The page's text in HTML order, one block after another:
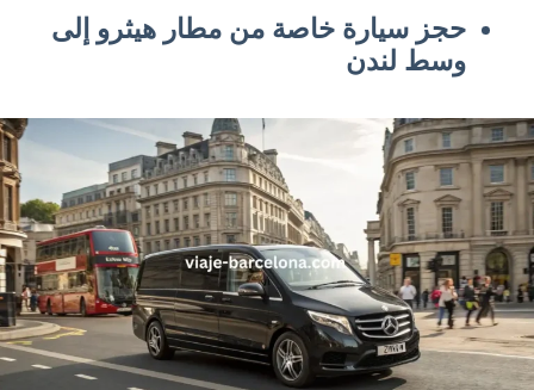
حجز سيارة خاصة من مطار هيثرو إلى
وسط لندن